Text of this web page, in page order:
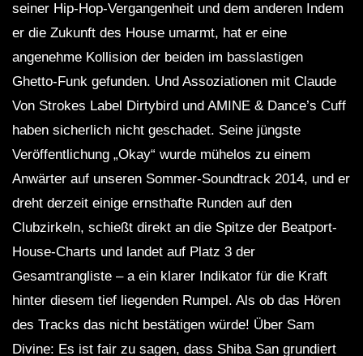
seiner Hip-Hop-Vergangenheit und dem anderen Indem
er die Zukunft des House umarmt, hat er eine
angenehme Kollision der beiden im basslastigen
Ghetto-Funk gefunden. Und Assoziationen mit Claude
Von Strokes Label Dirtybird und AMINE & Dance’s Cuff
haben sicherlich nicht geschadet. Seine jüngste
Veröffentlichung „Okay“ wurde mühelos zu einem
Anwärter auf unseren Sommer-Soundtrack 2014, und er
dreht derzeit einige ernsthafte Runden auf den
Clubzirkeln, schießt direkt an die Spitze der Beatport-
House-Charts und landet auf Platz 3 der
Gesamtrangliste – a ein klarer Indikator für die Kraft
hinter diesem tief liegenden Rumpel. Als ob das Hören
des Tracks das nicht bestätigen würde! Über Sam
Divine: Es ist fair zu sagen, dass Shiba San grundiert